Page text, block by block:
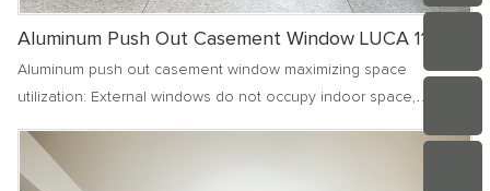
Aluminum Push Out Casement Window LUCA 110
Aluminum push out casement window maximizing space
utilization: External windows do not occupy indoor space,
environment. The use of curtains and window sills is more free
and unobstructed